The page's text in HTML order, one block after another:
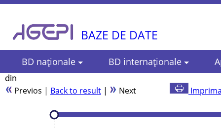
BAZE DE DATE
BD naţionale BD internaţionale
din
Previos | Back to result | Next